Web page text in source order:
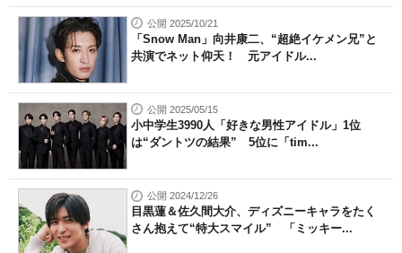
公開 2025/10/21
「Snow Man」向井康二、“超絶イケメン兄”と
共演でネット仰天！ 元アイドル...
公開 2025/05/15
小中学生3990人「好きな男性アイドル」1位
は“ダントツの結果” 5位に「tim...
公開 2024/12/26
目黒蓮＆佐久間大介、ディズニーキャラをたく
さん抱えて“特大スマイル” 「ミッキー...